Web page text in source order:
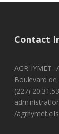
Contact
AGRHYMET-
Boulevard de
(227)
/